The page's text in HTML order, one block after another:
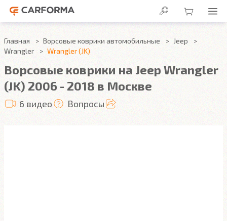
Главная Ворсовые коврики автомобильные
Jeep
Wrangler
Wrangler (JK)
Ворсовые коврики на Jeep Wrangler
(JK) 2006 - 2018 в Москве
6 видео Вопросы